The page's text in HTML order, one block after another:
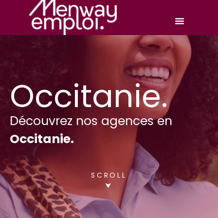
Occitanie.
Découvrez nos agences en
Occitanie.
SCROLL
⮟